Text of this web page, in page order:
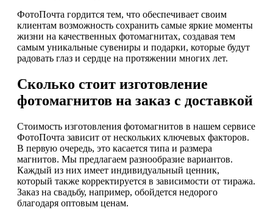
ФотоПочта гордится тем, что обеспечивает своим
клиентам возможность сохранить самые яркие моменты
жизни на качественных фотомагнитах, создавая тем
самым уникальные сувениры и подарки, которые будут
радовать глаз и сердце на протяжении многих лет.
Сколько стоит изготовление
фотомагнитов на заказ с доставкой
Стоимость изготовления фотомагнитов в нашем сервисе
ФотоПочта зависит от нескольких ключевых факторов.
В первую очередь, это касается типа и размера
магнитов. Мы предлагаем разнообразие вариантов.
Каждый из них имеет индивидуальный ценник,
который также корректируется в зависимости от тиража.
Заказ на свадьбу, например, обойдется недорого
благодаря оптовым ценам.